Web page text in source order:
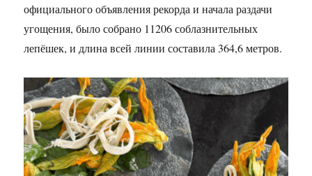
официального объявления рекорда и начала раздачи
угощения, было собрано 11206 соблазнительных
лепёшек, и длина всей линии составила 364,6 метров.